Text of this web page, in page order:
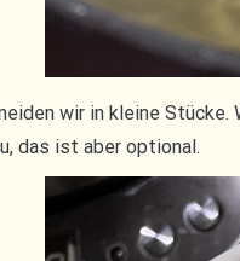
wir in kleine
das ist aber optional.